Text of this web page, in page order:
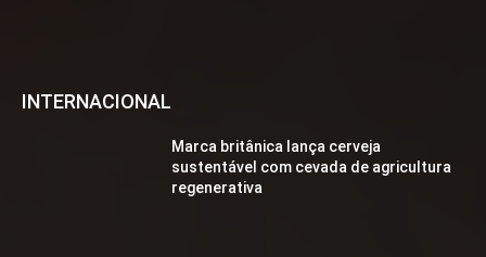
INTERNACIONAL
Marca britânica lança cerveja
sustentável com cevada de agricultura
regenerativa